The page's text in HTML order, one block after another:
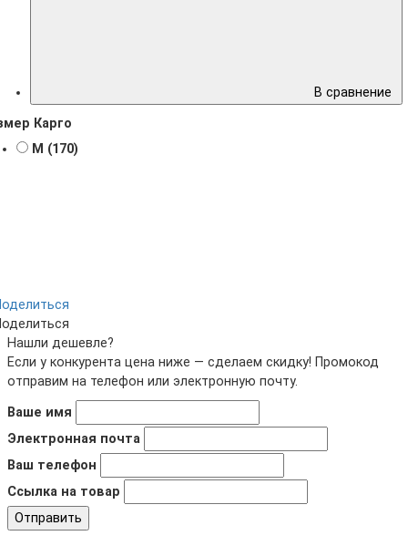
В сравнение
Карго
M (170)
Нашли дешевле?
Если у конкурента цена ниже — сделаем скидку! Промокод
отправим на телефон или электронную почту.
Ваше имя
Электронная почта
Ваш телефон
Ссылка на товар
Отправить